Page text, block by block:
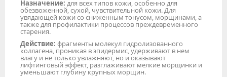
Назначение: для всех типов кожи, особенно для
обезвоженной, сухой, чувствительной кожи. Для
увядающей кожи со сниженным тонусом, морщинами, а
также для профилактики процессов преждевременного
старения.
Действие: фрагменты молекул гидролизованного
коллагена, проникая в эпидермис, удерживают в нем
влагу и не только увлажняют, но и оказывают
лифтинговый эффект, разглаживают мелкие морщинки и
уменьшают глубину крупных морщин.